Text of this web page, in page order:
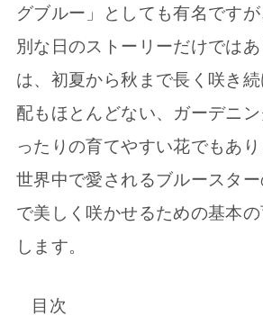
グブルー」としても有名です
別な日のストーリーだけでは
は、初夏から秋まで長く咲き
配もほとんどない、ガーデニ
ったりの育てやすい花でもあり
世界中で愛されるブルースタ
で美しく咲かせるための基本
します。
目次